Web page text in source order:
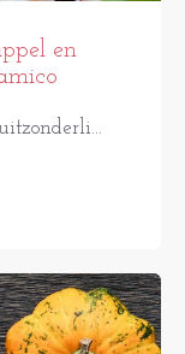
en